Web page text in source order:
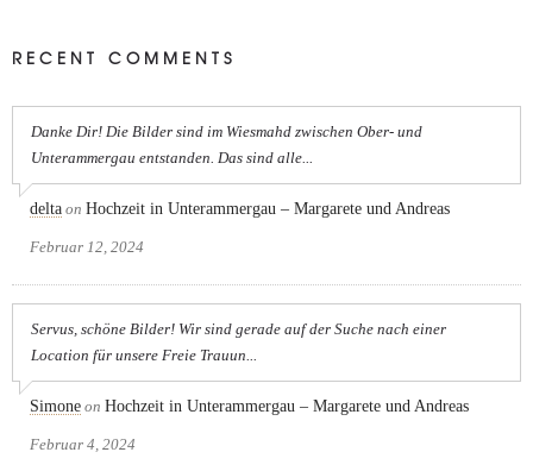
RECENT COMMENTS
Danke Dir! Die Bilder sind im Wiesmahd zwischen Ober- und
Unterammergau entstanden. Das sind alle...
delta on Hochzeit in Unterammergau – Margarete und Andreas
Februar 12, 2024
Servus, schöne Bilder! Wir sind gerade auf der Suche nach einer
Location für unsere Freie Trauun...
Simone on Hochzeit in Unterammergau – Margarete und Andreas
Februar 4, 2024